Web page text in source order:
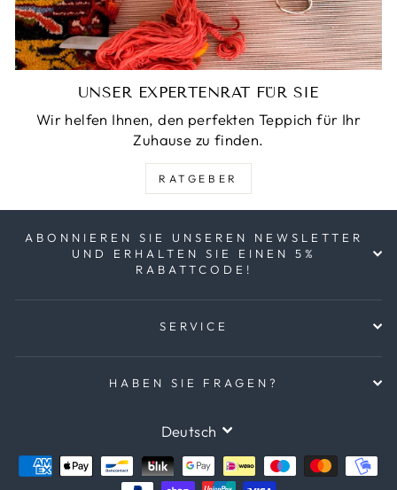
UNSER EXPERTENRAT FÜR SIE
Wir helfen Ihnen, den perfekten Teppich für Ihr
Zuhause zu finden.
RATGEBER
ABONNIEREN SIE UNSEREN NEWSLETTER
UND ERHALTEN SIE EINEN 5%
RABATTCODE!
SERVICE
HABEN SIE FRAGEN?
SPRACHE
Deutsch